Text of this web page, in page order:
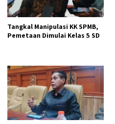
Tangkal Manipulasi KK SPMB,
Pemetaan Dimulai Kelas 5 SD